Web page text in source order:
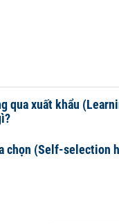
qua xuất khẩu
chọn (Self-selection